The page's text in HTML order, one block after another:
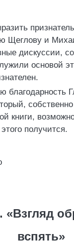
Щеглову и
дискуссии,
основой
благодарность
книги,
получится.
«Взгляд
вспять»